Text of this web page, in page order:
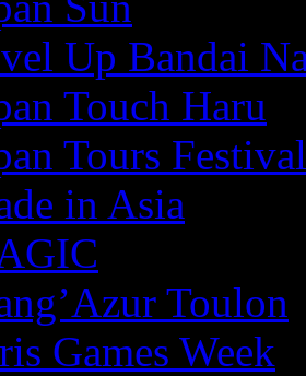
Up Bandai
Touch Haru
Tours Festival
in Asia
Toulon
Games Week